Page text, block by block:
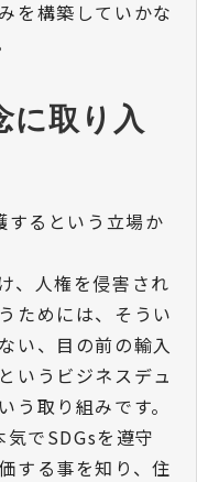
を構築していかな
に取り入
するという立場か
、人権を侵害され
ためには、そうい
い、目の前の輸入
いうビジネスデュ
う取り組みです。
でSDGsを遵守
する事を知り、住